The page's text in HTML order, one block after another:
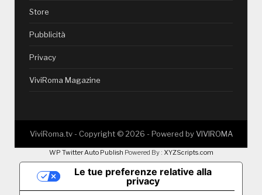
Store
Pubblicità
Privacy
ViviRoma Magazine
ViviRoma.tv - Copyright ©2026 - Powered byVIVIROMA
WP Twitter Auto Publish Powered By : XYZScripts.com
Le tue preferenze relative alla
privacy